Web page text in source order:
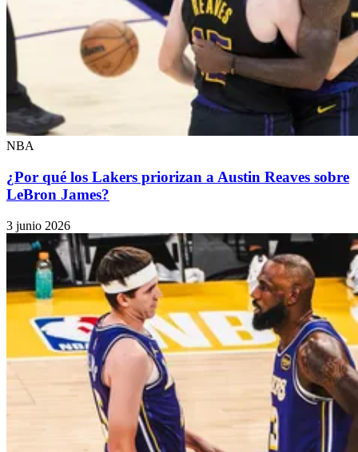
NBA
¿Por qué los Lakers priorizan a Austin Reaves sobre
LeBron James?
3 junio 2026